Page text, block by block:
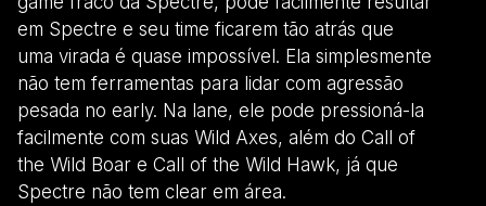
em Spectre e seu time ficarem tão atrás que
uma virada é quase impossível. Ela simplesmente
não tem ferramentas para lidar com agressão
pesada no early. Na lane, ele pode pressioná-la
facilmente com suas Wild Axes, além do Call of
the Wild Boar e Call of the Wild Hawk, já que
Spectre não tem clear em área.